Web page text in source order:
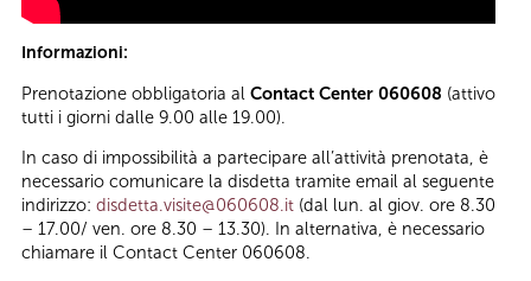
Informazioni:
Prenotazione obbligatoria al Contact Center 060608 (attivo
tutti i giorni dalle 9.00 alle 19.00).
In caso di impossibilità a partecipare all’attività prenotata, è
necessario comunicare la disdetta tramite email al seguente
indirizzo: disdetta.visite@060608.it (dal lun. al giov. ore 8.30
– 17.00/ ven. ore 8.30 – 13.30). In alternativa, è necessario
chiamare il Contact Center 060608.